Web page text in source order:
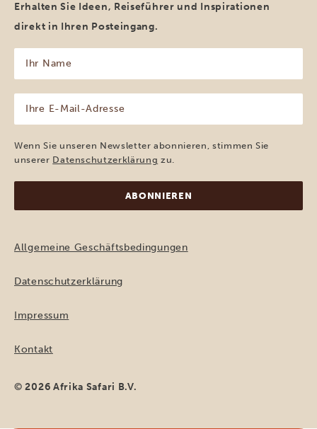
Erhalten Sie Ideen, Reiseführer und Inspirationen
direkt in Ihren Posteingang.
Name
(erforderlich)
Mail-
Adresse
(erforderlich)
Wenn Sie unseren Newsletter abonnieren, stimmen Sie
unserer Datenschutzerklärung zu.
Allgemeine Geschäftsbedingungen
Datenschutzerklärung
Impressum
Kontakt
© 2026 Afrika Safari B.V.